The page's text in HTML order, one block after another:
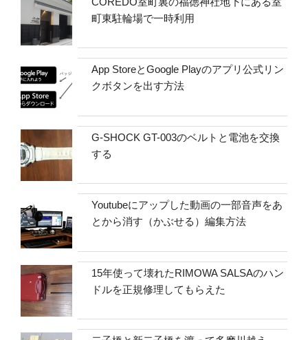
町東駐輪場で一時利用
App StoreとGoogle Playのアプリ公式リン
クボタンを出す方法
G-SHOCK GT-003のベルトと電池を交換
する
Youtubeにアップした動画の一部音声をあ
とから消す（かぶせる）編集方法
15年使って壊れたRIMOWA SALSAのハン
ドルを正規修理してもらえた